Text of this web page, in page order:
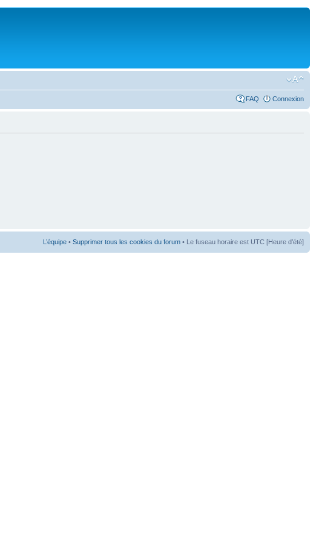
FAQ Connexion
L’équipe • Supprimer tous les cookies du forum • Le fuseau horaire est UTC [Heure d’été]